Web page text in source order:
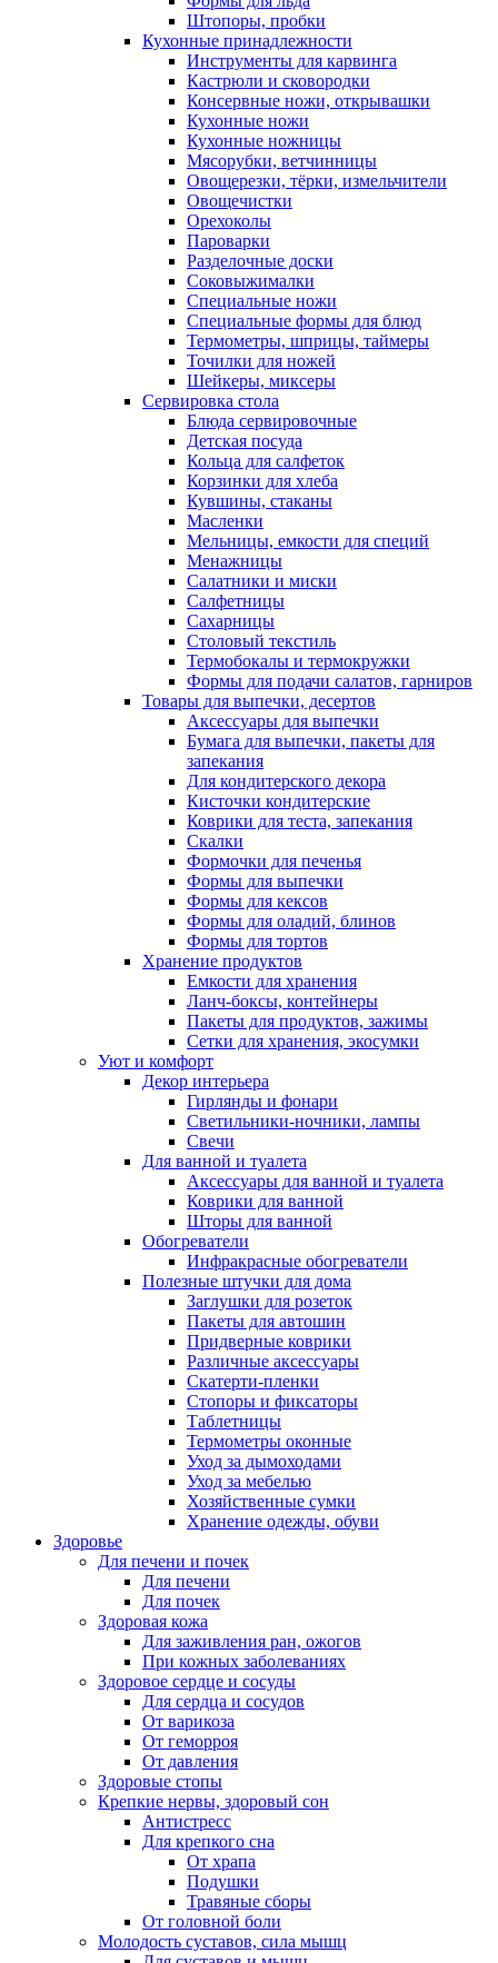
Штопоры, пробки
Кухонные принадлежности
Инструменты для карвинга
Кастрюли и сковородки
Консервные ножи, открывашки
Кухонные ножи
Кухонные ножницы
Мясорубки, ветчинницы
Овощерезки, тёрки, измельчители
Овощечистки
Орехоколы
Пароварки
Разделочные доски
Соковыжималки
Специальные ножи
Специальные формы для блюд
Термометры, шприцы, таймеры
Точилки для ножей
Шейкеры, миксеры
Сервировка стола
Блюда сервировочные
Детская посуда
Кольца для салфеток
Корзинки для хлеба
Кувшины, стаканы
Масленки
Мельницы, емкости для специй
Менажницы
Салатники и миски
Салфетницы
Сахарницы
Столовый текстиль
Термобокалы и термокружки
Формы для подачи салатов, гарниров
Товары для выпечки, десертов
Аксессуары для выпечки
Бумага для выпечки, пакеты для
запекания
Для кондитерского декора
Кисточки кондитерские
Коврики для теста, запекания
Скалки
Формочки для печенья
Формы для выпечки
Формы для кексов
Формы для оладий, блинов
Формы для тортов
Хранение продуктов
Емкости для хранения
Ланч-боксы, контейнеры
Пакеты для продуктов, зажимы
Сетки для хранения, экосумки
Уют и комфорт
Декор интерьера
Гирлянды и фонари
Светильники-ночники, лампы
Свечи
Для ванной и туалета
Аксессуары для ванной и туалета
Коврики для ванной
Шторы для ванной
Обогреватели
Инфракрасные обогреватели
Полезные штучки для дома
Заглушки для розеток
Пакеты для автошин
Придверные коврики
Различные аксессуары
Скатерти-пленки
Стопоры и фиксаторы
Таблетницы
Термометры оконные
Уход за дымоходами
Уход за мебелью
Хозяйственные сумки
Хранение одежды, обуви
Здоровье
Для печени и почек
Для печени
Для почек
Здоровая кожа
Для заживления ран, ожогов
При кожных заболеваниях
Здоровое сердце и сосуды
Для сердца и сосудов
От варикоза
От геморроя
От давления
Здоровые стопы
Крепкие нервы, здоровый сон
Антистресс
Для крепкого сна
От храпа
Подушки
Травяные сборы
От головной боли
Молодость суставов, сила мышц